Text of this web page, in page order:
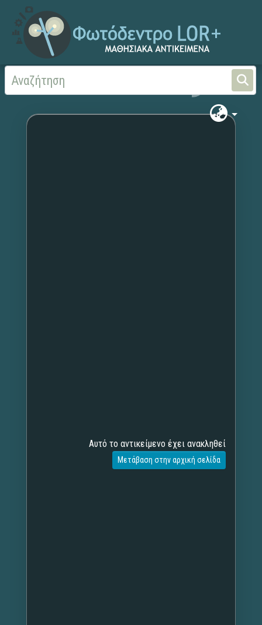
Αρχική Χωρίς τίτλο
Αυτό το αντικείμενο έχει ανακληθεί
Μετάβαση στην αρχική σελίδα